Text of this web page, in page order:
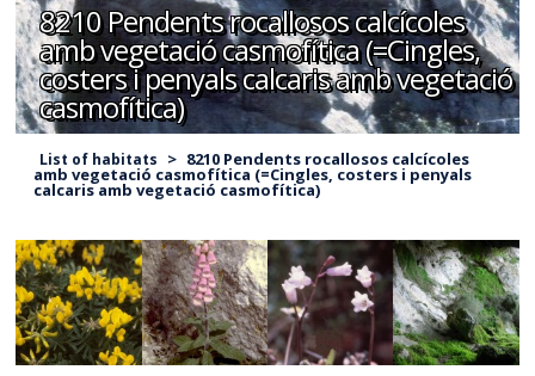
8210 Pendents rocallosos calcícoles
amb vegetació casmofítica (=Cingles,
costers i penyals calcaris amb vegetació
casmofítica)
List of habitats > 8210 Pendents rocallosos calcícoles
amb vegetació casmofítica (=Cingles, costers i penyals
calcaris amb vegetació casmofítica)